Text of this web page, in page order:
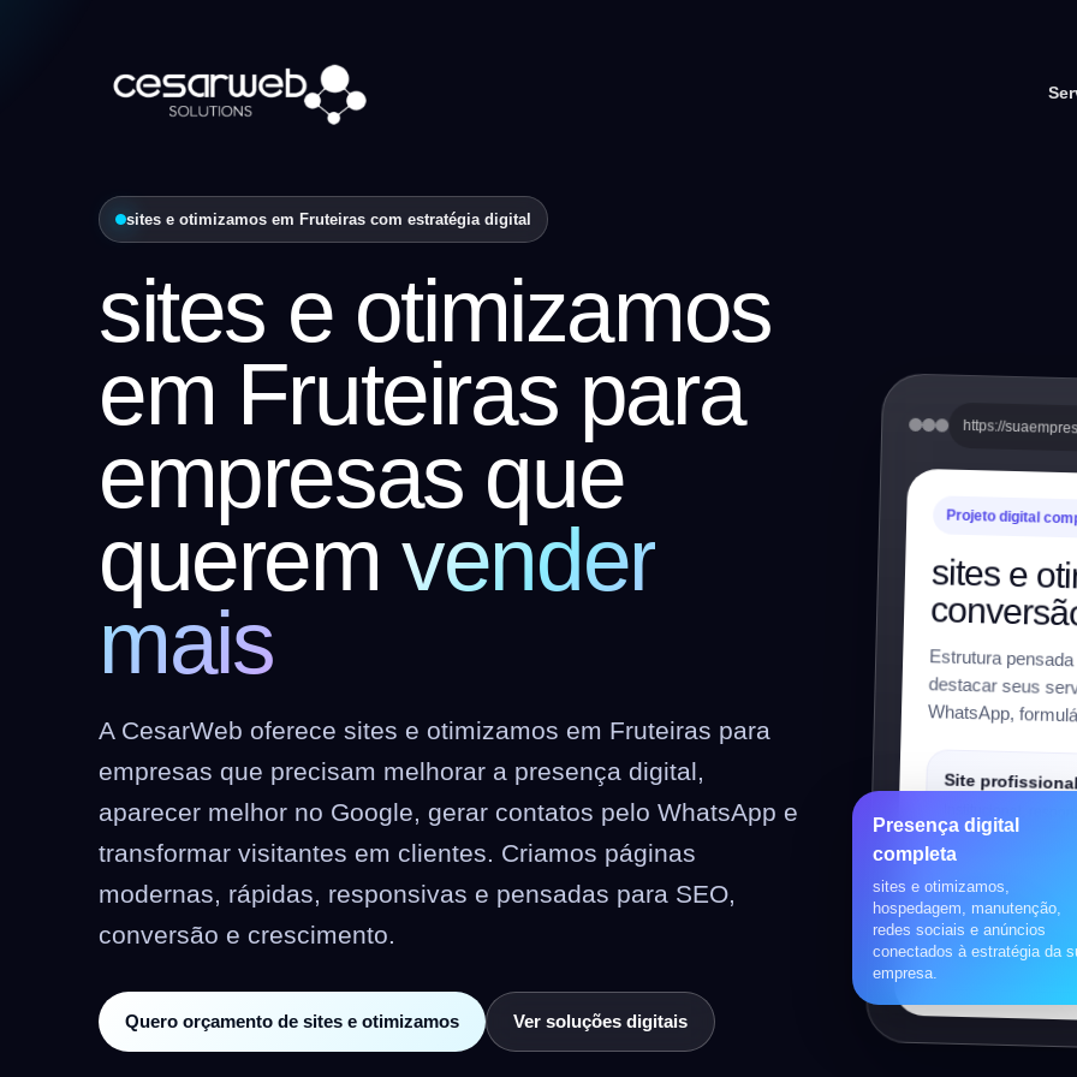
sites e otimizamos em Fruteiras com estratégia digital
sites e otimizamos
em Fruteiras para
empresas que
queremvender
mais
A CesarWeb oferece sites e otimizamos em Fruteiras para
empresas que precisam melhorar a presença digital,
aparecer melhor no Google, gerar contatos pelo WhatsApp e
transformar visitantes em clientes. Criamos páginas
modernas, rápidas, responsivas e pensadas para SEO,
conversão e crescimento.
Quero orçamento de sites e otimizamos Ver soluções digitais
https://
Projeto digital
sites e
Estrutura
destacar seus
WhatsApp,
Site profissional
Institucional,
preparado para SEO.
Loja virtual
WooCommerce,
pagamentos, frete e
Presença digital
completa
sites e otimizamos,
hospedagem, manutenção,
redes sociais e anúncios
conectados à estratégia da
empresa.